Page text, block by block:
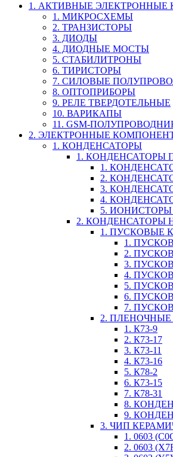
1. АКТИВНЫЕ
1. МИКРОСХЕМЫ
2. ТРАНЗИСТОРЫ
3. ДИОДЫ
4. ДИОДНЫЕ МОСТЫ
5. СТАБИЛИТРОНЫ
6. ТИРИСТОРЫ
7. СИЛОВЫЕ
8. ОПТОПРИБОРЫ
9. РЕЛЕ ТВЕРДОТЕЛЬНЫЕ
10. ВАРИКАПЫ
11. GSM-
2. ЭЛЕКТРОННЫЕ
1. КОНДЕНСАТОРЫ
1. КОНДЕНСАТОРЫ
1.
2.
3.
4.
5. ИОНИСТОРЫ
2. КОНДЕНСАТОРЫ
1. ПУСКОВЫЕ
1.
2.
3.
4.
5.
6.
7.
2.
1. К73-9
2. К73-17
3. К73-11
4. К73-16
5. К78-2
6. К73-15
7. К78-31
8.
9.
3. ЧИП
1. 0603
2. 0603